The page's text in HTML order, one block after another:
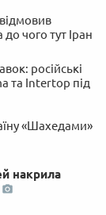
чого тут Іран
російські
та Intertop під
«Шахедами»
накрила